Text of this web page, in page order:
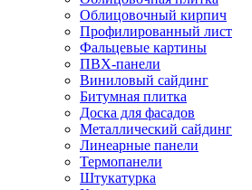
Облицовочный кирпич
Профилированный лист
Фальцевые картины
ПВХ-панели
Виниловый сайдинг
Битумная плитка
Доска для фасадов
Металлический сайдинг
Линеарные панели
Термопанели
Штукатурка